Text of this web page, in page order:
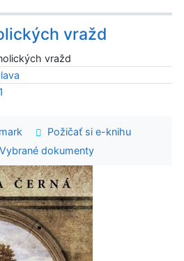
vražd
vražd
Požičať si e-knihu
Vybrané dokumenty